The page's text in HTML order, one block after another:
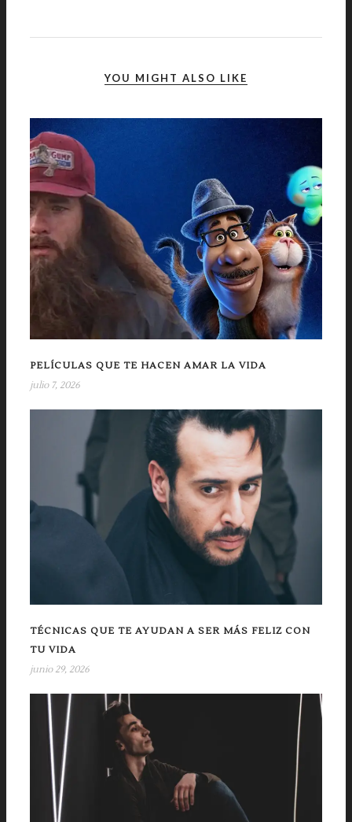
YOU MIGHT ALSO LIKE
PELÍCULAS QUE TE HACEN AMAR LA VIDA
julio 7, 2026
TÉCNICAS QUE TE AYUDAN A SER MÁS FELIZ CON
TU VIDA
junio 29, 2026